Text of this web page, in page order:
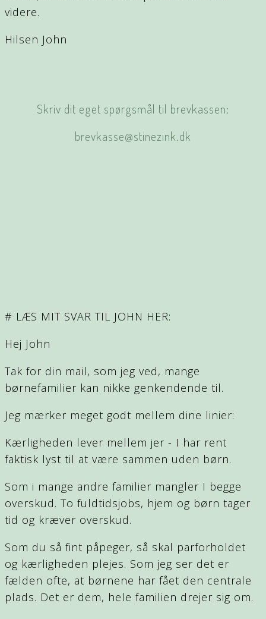
videre.
Hilsen John
Skriv dit eget spørgsmål til brevkassen:
brevkasse@stinezink.dk
# LÆS MIT SVAR TIL JOHN HER:
Hej John
Tak for din mail, som jeg ved, mange
børnefamilier kan nikke genkendende til.
Jeg mærker meget godt mellem dine linier:
Kærligheden lever mellem jer - I har rent
faktisk lyst til at være sammen uden børn.
Som i mange andre familier mangler I begge
overskud. To fuldtidsjobs, hjem og børn tager
tid og kræver overskud.
Som du så fint påpeger, så skal parforholdet
og kærligheden plejes. Som jeg ser det er
fælden ofte, at børnene har fået den centrale
plads. Det er dem, hele familien drejer sig om.